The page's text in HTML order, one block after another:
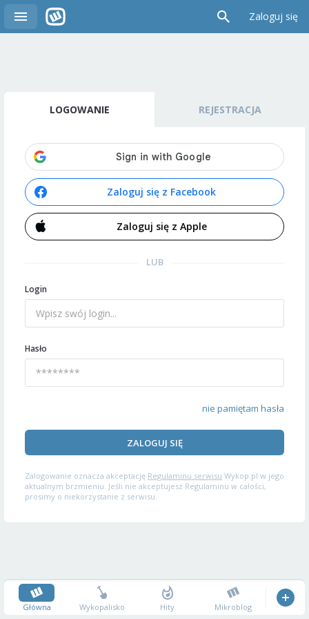
Zaloguj się
LOGOWANIE REJESTRACJA
Zaloguj się z Facebook
Zaloguj się z Apple
LUB
Login
Hasło
nie pamiętam hasła
ZALOGUJ SIĘ
Zalogowanie oznacza akceptację Regulaminu serwisu Wykop.pl w jego
aktualnym brzmieniu. Jeśli nie akceptujesz Regulaminu w całości,
prosimy o niekorzystanie z serwisu.
Główna Wykopalisko Hity Mikroblog